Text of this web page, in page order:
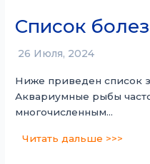
Список
26 Июля, 2024
Ниже приведен список
Аквариумные рыбы
многочисленным…
Читать дальше >>>